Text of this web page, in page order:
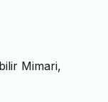
Mimari,